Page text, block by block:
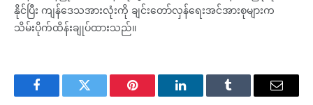
နိုင်ပြီး ကျန်ဒေသအားလုံးကို ချင်းတော်လှန်ရေးအင်အားစုများက
သိမ်းပိုက်ထိန်းချုပ်ထားသည်။
FacebookTwitter Pinterest LinkedInTumblr Email